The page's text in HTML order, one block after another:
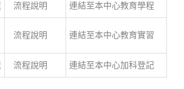
流程說明 連結至本中心教育學程
流程說明 連結至本中心教育實習
流程說明 連結至本中心加科登記